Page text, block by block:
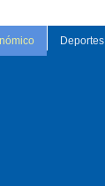
Deportes